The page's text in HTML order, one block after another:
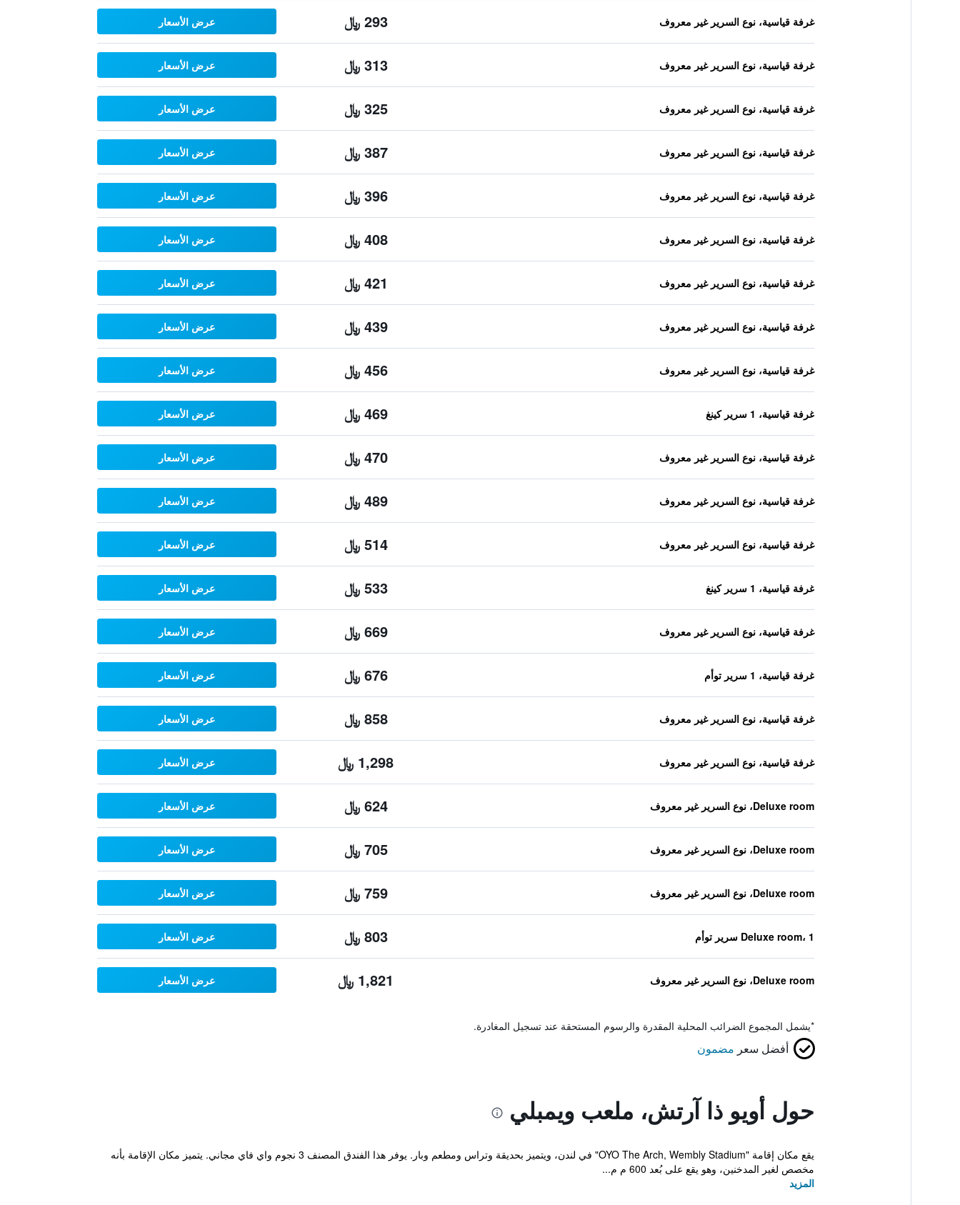
غرفة قياسية، نوع السرير غير معروف 293 ﷼ عرض الأسعار
غرفة قياسية، نوع السرير غير معروف 313 ﷼ عرض الأسعار
غرفة قياسية، نوع السرير غير معروف 325 ﷼ عرض الأسعار
غرفة قياسية، نوع السرير غير معروف 387 ﷼ عرض الأسعار
غرفة قياسية، نوع السرير غير معروف 396 ﷼ عرض الأسعار
غرفة قياسية، نوع السرير غير معروف 408 ﷼ عرض الأسعار
غرفة قياسية، نوع السرير غير معروف 421 ﷼ عرض الأسعار
غرفة قياسية، نوع السرير غير معروف 439 ﷼ عرض الأسعار
غرفة قياسية، نوع السرير غير معروف 456 ﷼ عرض الأسعار
غرفة قياسية، 1 سرير كينغ 469 ﷼ عرض الأسعار
غرفة قياسية، نوع السرير غير معروف 470 ﷼ عرض الأسعار
غرفة قياسية، نوع السرير غير معروف 489 ﷼ عرض الأسعار
غرفة قياسية، نوع السرير غير معروف 514 ﷼ عرض الأسعار
غرفة قياسية، 1 سرير كينغ 533 ﷼ عرض الأسعار
غرفة قياسية، نوع السرير غير معروف 669 ﷼ عرض الأسعار
غرفة قياسية، 1 سرير توأم 676 ﷼ عرض الأسعار
غرفة قياسية، نوع السرير غير معروف 858 ﷼ عرض الأسعار
غرفة قياسية، نوع السرير غير معروف 1,298 ﷼ عرض الأسعار
Deluxe room، نوع السرير غير معروف 624 ﷼ عرض الأسعار
Deluxe room، نوع السرير غير معروف 705 ﷼ عرض الأسعار
Deluxe room، نوع السرير غير معروف 759 ﷼ عرض الأسعار
Deluxe room، 1 سرير توأم 803 ﷼ عرض الأسعار
Deluxe room، نوع السرير غير معروف 1,821 ﷼ عرض الأسعار
*يشمل المجموع الضرائب المحلية المقدرة والرسوم المستحقة عند تسجيل المغادرة.
أفضل سعر مضمون
حول أويو ذا آرتش، ملعب ويمبلي
يقع مكان إقامة "OYO The Arch, Wembly Stadium" في لندن، ويتميز بحديقة وتراس ومطعم وبار. يوفر هذا الفندق المصنف 3 نجوم واي فاي مجاني. يتميز مكان الإقامة بأنه
مخصص لغير المدخنين، وهو يقع على بُعد 600 م م...
المزيد